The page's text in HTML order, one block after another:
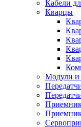
Кабели
Кварцы
Модули и